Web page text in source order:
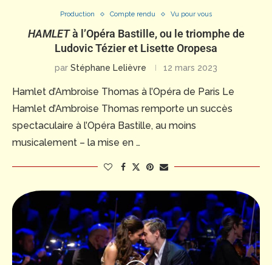
Production Compte rendu Vu pour vous
HAMLETà l’Opéra Bastille, ou le triomphe de
Ludovic Tézier et Lisette Oropesa
par Stéphane Lelièvre 12 mars 2023
Hamlet d’Ambroise Thomas à l’Opéra de Paris Le
Hamlet d’Ambroise Thomas remporte un succès
spectaculaire à l’Opéra Bastille, au moins
musicalement – la mise en …